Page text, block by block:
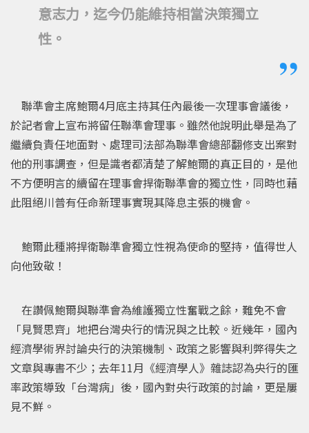
意志力，迄今仍能維持相當決策獨立
性。
聯準會主席鮑爾4月底主持其任內最後一次理事會議後，
於記者會上宣布將留任聯準會理事。雖然他說明此舉是為了
繼續負責任地面對、處理司法部為聯準會總部翻修支出案對
他的刑事調查，但是識者都清楚了解鮑爾的真正目的，是他
不方便明言的續留在理事會捍衛聯準會的獨立性，同時也藉
此阻絕川普有任命新理事實現其降息主張的機會。
鮑爾此種將捍衛聯準會獨立性視為使命的堅持，值得世人
向他致敬！
在讚佩鮑爾與聯準會為維護獨立性奮戰之餘，難免不會
「見賢思齊」地把台灣央行的情況與之比較。近幾年，國內
經濟學術界討論央行的決策機制、政策之影響與利弊得失之
文章與專書不少；去年11月《經濟學人》雜誌認為央行的匯
率政策導致「台灣病」後，國內對央行政策的討論，更是屢
見不鮮。